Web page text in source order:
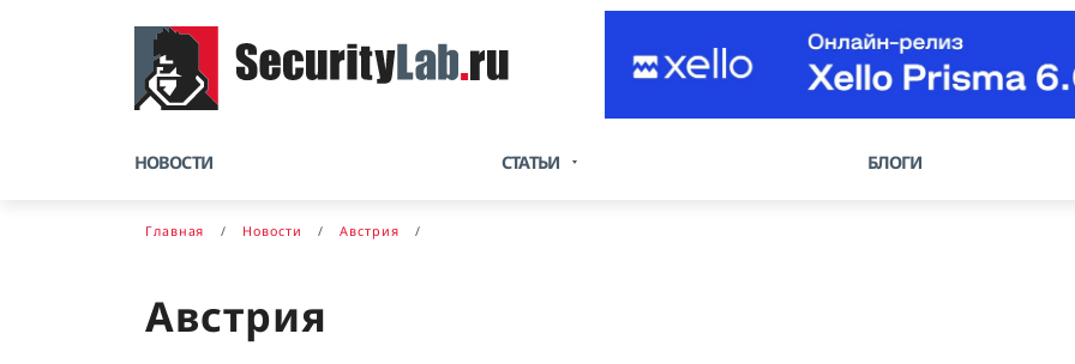
НОВОСТИ СТАТЬИ БЛОГИ
Главная Новости Австрия
Австрия